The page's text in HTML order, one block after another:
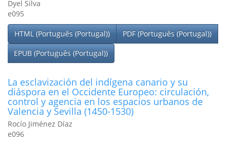
Dyel Silva
e095
HTML (Português (Portugal))
PDF (Português (Portugal))
EPUB (Português (Portugal))
La esclavización del indígena canario y su
diáspora en el Occidente Europeo: circulación,
control y agencia en los espacios urbanos de
Valencia y Sevilla (1450-1530)
Rocío Jiménez Díaz
e096